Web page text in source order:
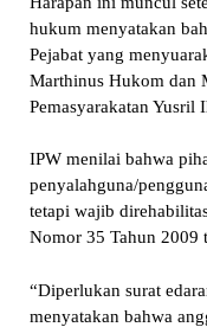
hukum menyatakan
Pejabat yang
Marthinus Hukom dan
Pemasyarakatan Yusril
IPW menilai bahwa
penyalahguna/
tetapi wajib
Nomor 35 Tahun 2009
“Diperlukan surat
menyatakan bahwa